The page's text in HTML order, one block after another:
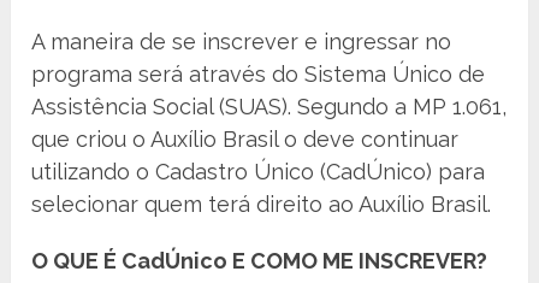
A maneira de se inscrever e ingressar no
programa será através do Sistema Único de
Assistência Social (SUAS). Segundo a MP 1.061,
que criou o Auxílio Brasil o deve continuar
utilizando o Cadastro Único (CadÚnico) para
selecionar quem terá direito ao Auxílio Brasil.
O QUE É CadÚnico E COMO ME INSCREVER?